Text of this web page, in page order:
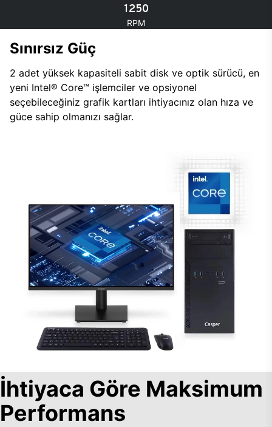
1250
RPM
Sınırsız Güç
2 adet yüksek kapasiteli sabit disk ve optik sürücü, en
yeni Intel® Core™ işlemciler ve opsiyonel
seçebileceğiniz grafik kartları ihtiyacınız olan hıza ve
güce sahip olmanızı sağlar.
İhtiyaca Göre Maksimum
Performans